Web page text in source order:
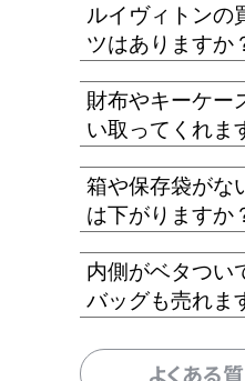
ルイヴィトンの
ツはありますか
財布やキーケー
い取ってくれま
箱や保存袋がな
は下がりますか
内側がベタつい
バッグも売れま
よくある